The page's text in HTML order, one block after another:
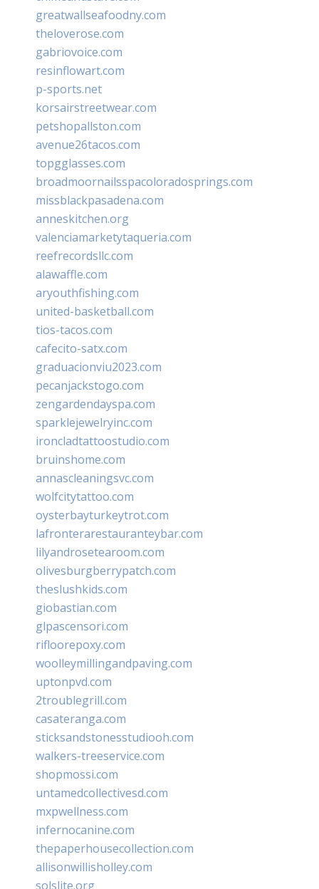
greatwallseafoodny.com
theloverose.com
gabriovoice.com
resinflowart.com
p-sports.net
korsairstreetwear.com
petshopallston.com
avenue26tacos.com
topgglasses.com
broadmoornailsspacoloradosprings.com
missblackpasadena.com
anneskitchen.org
valenciamarketytaqueria.com
reefrecordsllc.com
alawaffle.com
aryouthfishing.com
united-basketball.com
tios-tacos.com
cafecito-satx.com
graduacionviu2023.com
pecanjackstogo.com
zengardendayspa.com
sparklejewelryinc.com
ironcladtattoostudio.com
bruinshome.com
annascleaningsvc.com
wolfcitytattoo.com
oysterbayturkeytrot.com
lafronterarestauranteybar.com
lilyandrosetearoom.com
olivesburgberrypatch.com
theslushkids.com
giobastian.com
glpascensori.com
rifloorepoxy.com
woolleymillingandpaving.com
uptonpvd.com
2troublegrill.com
casateranga.com
sticksandstonesstudiooh.com
walkers-treeservice.com
shopmossi.com
untamedcollectivesd.com
mxpwellness.com
infernocanine.com
thepaperhousecollection.com
allisonwillisholley.com
solslite.org